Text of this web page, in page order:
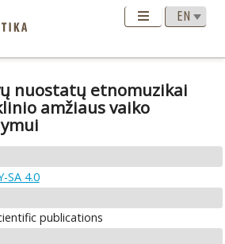
nuostatų etnomuzikai
amžiaus vaiko
SA 4.0
publications